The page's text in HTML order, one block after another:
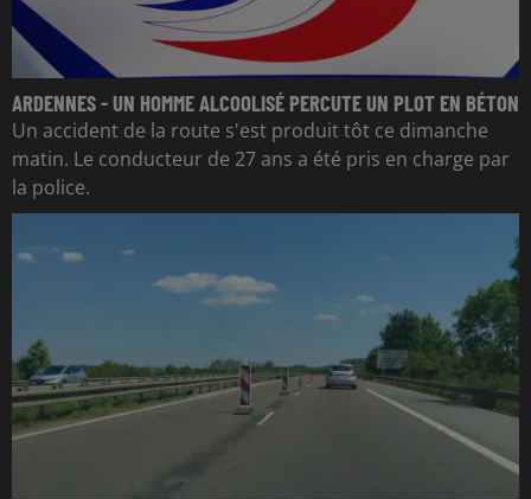
ARDENNES - UN HOMME ALCOOLISÉ PERCUTE UN PLOT EN BÉTON
Un accident de la route s'est produit tôt ce dimanche
matin. Le conducteur de 27 ans a été pris en charge par
la police.